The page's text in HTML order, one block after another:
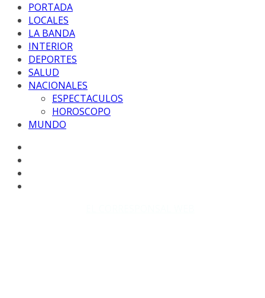
PORTADA
LOCALES
LA BANDA
INTERIOR
DEPORTES
SALUD
NACIONALES
ESPECTACULOS
HOROSCOPO
MUNDO